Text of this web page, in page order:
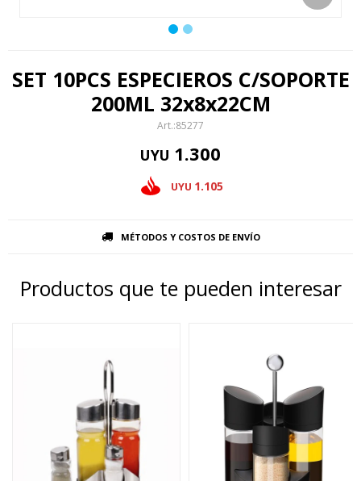
SET 10PCS ESPECIEROS C/SOPORTE
200ML 32x8x22CM
85277
UYU 1.300
UYU 1.105
MÉTODOS Y COSTOS DE ENVÍO
Productos que te pueden interesar